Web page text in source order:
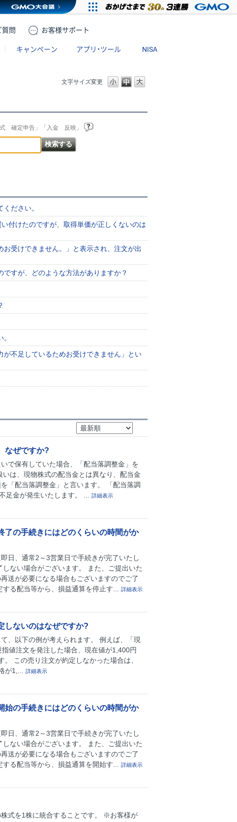
質問 お客様サポート
キャンペーン アプリ・ツール NISA
文字サイズ変更
確定申告」「入金 反映」
ださい。
付けたのですが、取得単価が正しくないのは
受けできません。」と表示され、注文が出
すが、どのような方法がありますか？
不足しているためお受けできません」とい
なぜですか?
で保有していた場合、「配当落調整金」を
は、現物株式の配当金とは異なり、配当金
「配当落調整金」と言います。 「配当落調
足金が発生いたします。 ...
詳細表示
了の手続きにはどのくらいの時間がか
日、通常2～3営業日で手続きが完了いたし
ない場合がございます。 また、ご提出いた
送が必要になる場合もございますのでご了
る配当等から、損益通算を停止す...
詳細表示
しないのはなぜですか?
、以下の例が考えられます。 例えば、「現
値注文を発注した場合、現在値が1,400円
この売り注文が約定しなかった場合は、
が1,...
詳細表示
始の手続きにはどのくらいの時間がか
日、通常2～3営業日で手続きが完了いたし
ない場合がございます。 また、ご提出いた
送が必要になる場合もございますのでご了
る配当等から、損益通算を開始す...
詳細表示
式を1株に統合することです。 ※お客様が